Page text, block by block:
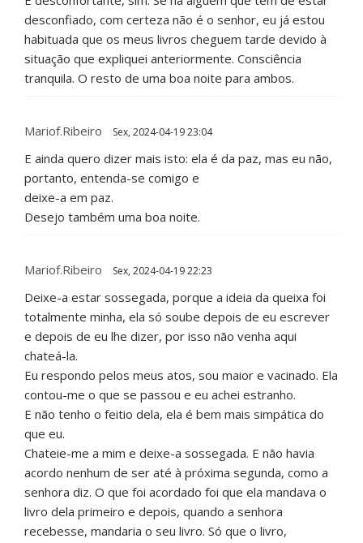
desconfiado, com certeza não é o senhor, eu já estou
habituada que os meus livros cheguem tarde devido à
situação que expliquei anteriormente. Consciência
tranquila. O resto de uma boa noite para ambos.
Mariof.ribeiro Sex, 2024-04-19 23:04
E ainda quero dizer mais isto: ela é da paz, mas eu não,
portanto, entenda-se comigo e
deixe-a em paz.
Desejo também uma boa noite.
Mariof.ribeiro Sex, 2024-04-19 22:23
Deixe-a estar sossegada, porque a ideia da queixa foi
totalmente minha, ela só soube depois de eu escrever
e depois de eu lhe dizer, por isso não venha aqui
chateá-la.
Eu respondo pelos meus atos, sou maior e vacinado. Ela
contou-me o que se passou e eu achei estranho.
E não tenho o feitio dela, ela é bem mais simpática do
que eu.
Chateie-me a mim e deixe-a sossegada. E não havia
acordo nenhum de ser até à próxima segunda, como a
senhora diz. O que foi acordado foi que ela mandava o
livro dela primeiro e depois, quando a senhora
recebesse, mandaria o seu livro. Só que o livro,